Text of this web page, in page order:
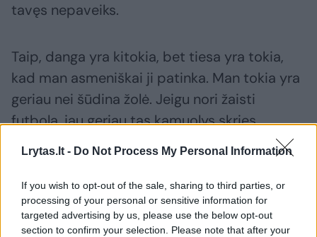
Lrytas.lt - Do Not Process My Personal Information
If you wish to opt-out of the sale, sharing to third parties, or
processing of your personal or sensitive information for
targeted advertising by us, please use the below opt-out
section to confirm your selection. Please note that after your
tavęs nepaveiks.
Taip, danga yra kitokia, bet tiesa yra tokia,
kad man asmeniškai ji patinka. Man tokia yra
geriau nei šūdina žolė. Jeigu nori žaisti
futbolą, jau geriau tas kamuolys skries
nesiskundė. Esu patenkintas, kad vaikinai
niekada nesiskundžia, stengiasi, rūbinėje
dainuoja, šoka – čia yra svarbiausia“, – apie
dirbtinę Vilniaus žolę kalbėjo „Hajduk“